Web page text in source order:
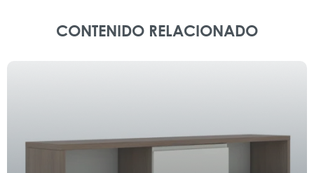
CONTENIDO RELACIONADO